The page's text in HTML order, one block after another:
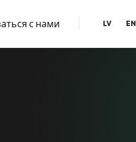
с нами LV EN